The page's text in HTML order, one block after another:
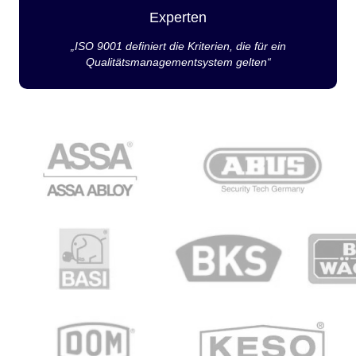
Experten
„ISO 9001 definiert die Kriterien, die für ein
Qualitätsmanagementsystem gelten“